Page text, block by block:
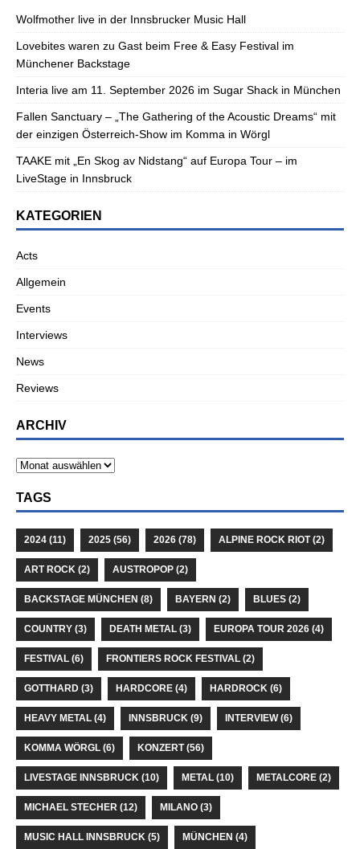
s
Wolfmother live in der Innsbrucker Music Hall
Lovebites waren zu Gast beim Free & Easy Festival im
Münchener Backstage
Interia live am 11. September 2026 im Sugar Shack in München
Fallen Sanctuary – „The Gathering of the Acoustic Dreams“ mit
der einzigen Österreich-Show im Komma in Wörgl
TAAKE mit „En Skog av Nidstang“ auf Europa Tour – im
LiveStage in Innsbruck
KATEGORIEN
Acts
Allgemein
Events
Interviews
News
Reviews
ARCHIV
TAGS
2024 (11) 2025 (56) 2026 (78) ALPINE ROCK RIOT(2)
ART ROCK (2) AUSTROPOP (2)
BACKSTAGE MÜNCHEN (8) BAYERN (2) BLUES (2)
COUNTRY (3) DEATH METAL (3) EUROPA TOUR 2026 (4)
FESTIVAL (6) FRONTIERS ROCK FESTIVAL (2)
GOTTHARD (3) HARDCORE (4) HARDROCK (6)
HEAVY METAL (4) INNSBRUCK (9) INTERVIEW(6)
KOMMA WÖRGL (6) KONZERT(56)
LIVESTAGE INNSBRUCK (10) METAL (10) METALCORE (2)
MICHAEL STECHER (12) MILANO (3)
MUSIC HALL INNSBRUCK (5) MÜNCHEN (4)